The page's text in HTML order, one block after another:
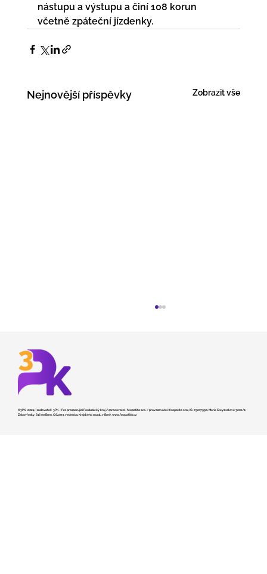
nástupu a výstupu a činí 108 korun
včetně zpáteční jízdenky.
Nejnovější příspěvky Zobrazit vše
©3PK, 2024 | zadavatel: 3PK – Pro prosperující Pardubický kraj / zpracovatel: feopatito s.r.o. / provozovatel: feopatito s.r.o., IČ.: 03217990, Marie Steyskalové 3210/2,
Žabovřesky, 616 00 Brno, C 84074 vedená u Krajského soudu v Brně,www.feopatito.cz